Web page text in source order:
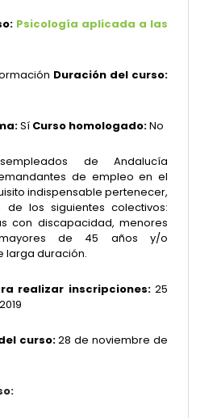
Psicología aplicada a las
Duración del curso:
Sí Curso homologado:No
de Andalucía
de empleo en el
indispensable pertenecer,
los siguientes colectivos:
con discapacidad, menores
de 45 años y/o
larga duración.
realizar inscripciones:25
curso:28 de noviembre de